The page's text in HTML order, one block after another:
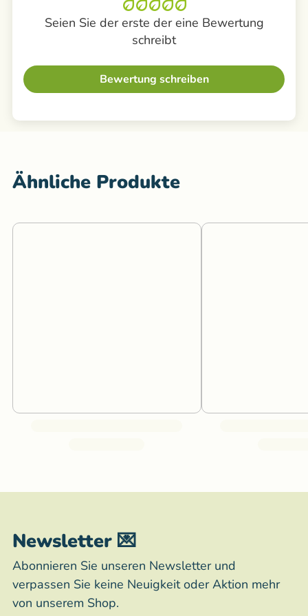
Seien Sie der erste der eine Bewertung
schreibt
Bewertung schreiben
Ähnliche Produkte
Newsletter 💌
Abonnieren Sie unseren Newsletter und
verpassen Sie keine Neuigkeit oder Aktion mehr
von unserem Shop.